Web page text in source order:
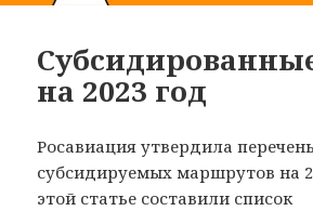
на 2023 год
Росавиация утвердила перечень
субсидируемых маршрутов на
этой статье составили список